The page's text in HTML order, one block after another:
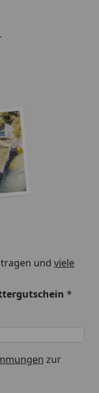
und viele
*
zur